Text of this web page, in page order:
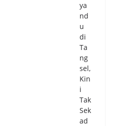
ya
nd
u
di
Ta
ng
sel,
Kin
i
Tak
Sek
ad